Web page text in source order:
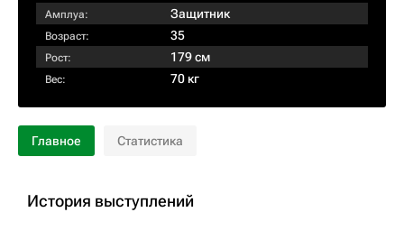
Амплуа: Защитник
Возраст: 35
Рост: 179 см
Вес: 70 кг
Главное Статистика
История выступлений